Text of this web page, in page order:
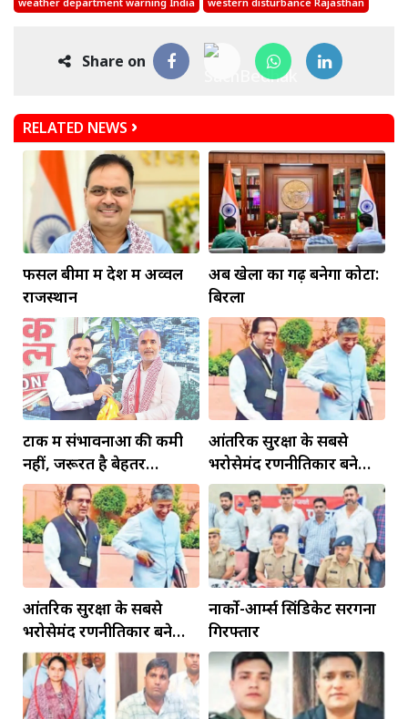
Share on
RELATED NEWS
फसल बीमा में देश में अव्वल
राजस्थान
अब खेलों का गढ़ बनेगा कोटा:
बिरला
टोंक में संभावनाओं की कमी
नहीं, जरूरत है बेहतर
इंफ्रास्ट्रक्चर की
आंतरिक सुरक्षा के सबसे
भरोसेमंद रणनीतिकार बने
रहेंगे गोविंद मोहन
आंतरिक सुरक्षा के सबसे
भरोसेमंद रणनीतिकार बने
रहेंगे गोविंद मोहन
नार्को-आर्म्स सिंडिकेट सरगना
गिरफ्तार